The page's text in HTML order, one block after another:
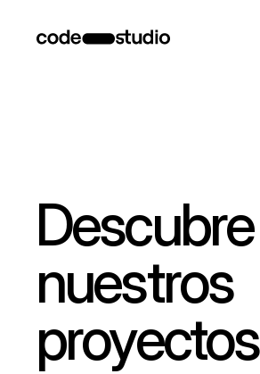
Descubre
nuestros
proyectos